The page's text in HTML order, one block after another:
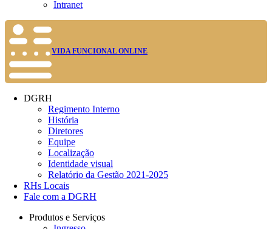
Intranet
VIDA FUNCIONAL ONLINE
DGRH
Regimento Interno
História
Diretores
Equipe
Localização
Identidade visual
Relatório da Gestão 2021-2025
RHs Locais
Fale com a DGRH
Produtos e Serviços